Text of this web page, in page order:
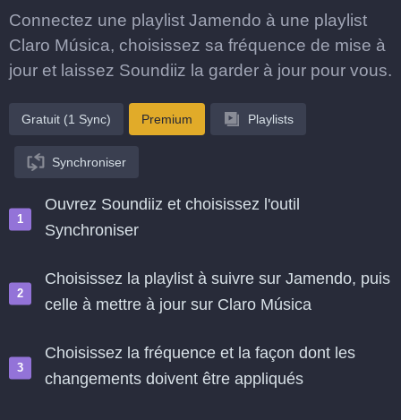
Connectez une playlist Jamendo à une playlist
Claro Música, choisissez sa fréquence de mise à
jour et laissez Soundiiz la garder à jour pour vous.
Gratuit (1 Sync) Premium Playlists
Synchroniser
Ouvrez Soundiiz et choisissez l'outil
Synchroniser
Choisissez la playlist à suivre sur Jamendo, puis
celle à mettre à jour sur Claro Música
Choisissez la fréquence et la façon dont les
changements doivent être appliqués